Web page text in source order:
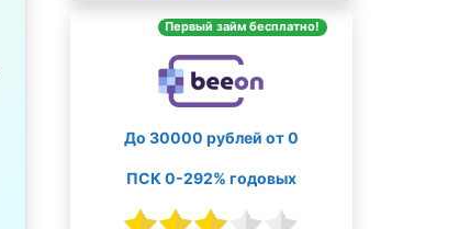
Первый займ бесплатно!
До 30000 рублей от 0
ПСК 0-292% годовых